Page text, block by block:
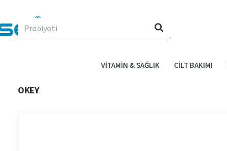
Evin
VITAMIN & SAĞLIK CILT BAKIMI
OKEY